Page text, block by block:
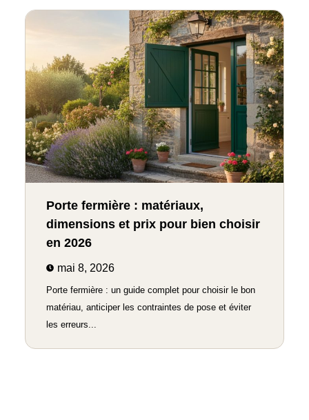
Porte fermière : matériaux,
dimensions et prix pour bien choisir
en 2026
mai 8, 2026
Porte fermière : un guide complet pour choisir le bon
matériau, anticiper les contraintes de pose et éviter
les erreurs...